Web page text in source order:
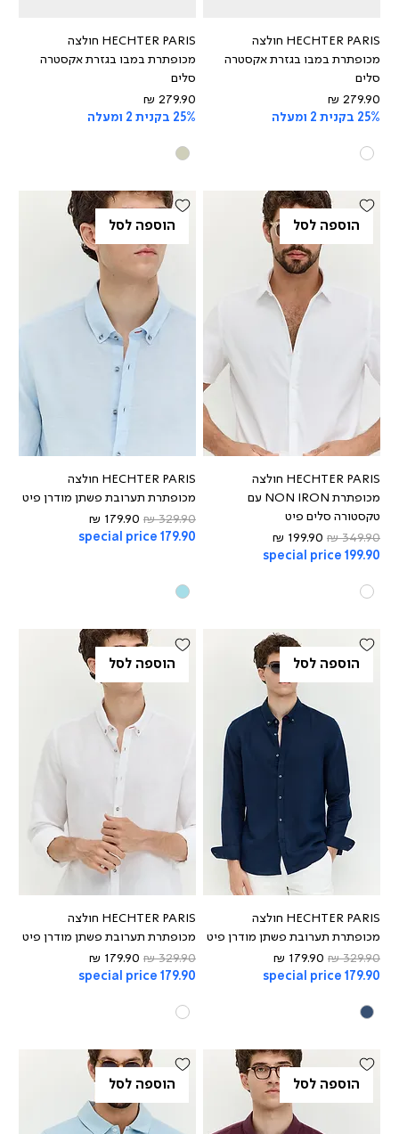
HECHTER PARIS חולצה
מכופתרת במבו בגזרת אקסטרה
סלים
מחיר
25% בקנית 2 ומעלה
HECHTER PARIS חולצה
מכופתרת במבו בגזרת אקסטרה
סלים
מחיר
25% בקנית 2 ומעלה
הוספה לסל
HECHTER PARIS חולצה
מכופתרת NON IRON עם
טקסטורה סלים פיט
מחיר רגיל
מחיר מבצע
special price 199.90
הוספה לסל
HECHTER PARIS חולצה
מכופתרת תערובת פשתן מודרן פיט
מחיר רגיל
מחיר מבצע
special price 179.90
הוספה לסל
HECHTER PARIS חולצה
מכופתרת תערובת פשתן מודרן פיט
מחיר רגיל
מחיר מבצע
special price 179.90
הוספה לסל
HECHTER PARIS חולצה
מכופתרת תערובת פשתן מודרן פיט
מחיר רגיל
מחיר מבצע
special price 179.90
הוספה לסל הוספה לסל